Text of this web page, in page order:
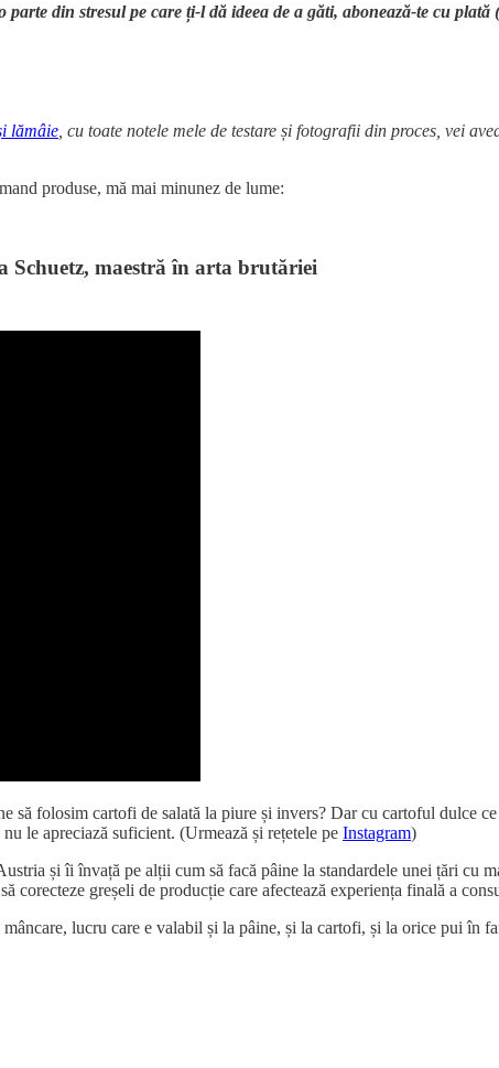
din stresul pe care ți-l dă ideea de a găti, abonează-te cu
lămâie , cu toate notele mele de testare și fotografii din proces, vei
produse, mă mai minunez de lume:
Schuetz, maestră în arta brutăriei
folosim cartofi de salată la piure și invers? Dar cu cartoful dulce
le apreciază suficient. (Urmează și rețetele pe Instagram)
și îi învață pe alții cum să facă pâine la standardele unei țări cu
corecteze greșeli de producție care afectează experiența finală a
lucru care e valabil și la pâine, și la cartofi, și la orice pui în